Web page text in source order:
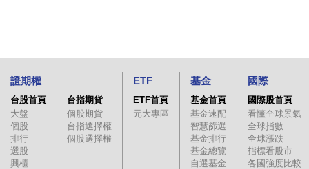
證期權
台股首頁
大盤
個股
排行
選股
興櫃
台指期貨
個股期貨
台指選擇權
個股選擇權
ETF
ETF首頁
元大專區
基金
基金首頁
基金速配
智慧篩選
基金排行
基金總覽
自選基金
國際
國際股首頁
看懂全球景氣
全球指數
全球漲跌
指標看股市
各國強度比較